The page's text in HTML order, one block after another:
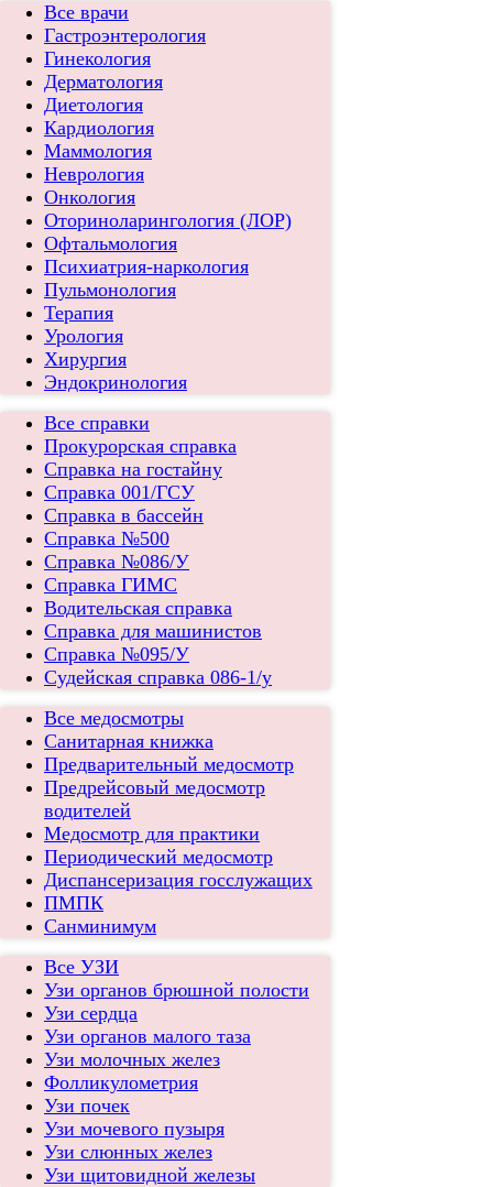
Все врачи
Гастроэнтерология
Гинекология
Дерматология
Диетология
Кардиология
Маммология
Неврология
Онкология
Оториноларингология (ЛОР)
Офтальмология
Психиатрия-наркология
Пульмонология
Терапия
Урология
Хирургия
Эндокринология
Все справки
Прокурорская справка
Справка на гостайну
Справка 001/ГСУ
Справка в бассейн
Справка №500
Справка №086/У
Справка ГИМС
Водительская справка
Справка для машинистов
Справка №095/У
Судейская справка 086-1/у
Все медосмотры
Санитарная книжка
Предварительный медосмотр
Предрейсовый медосмотр
водителей
Медосмотр для практики
Периодический медосмотр
Диспансеризация госслужащих
ПМПК
Санминимум
Все УЗИ
Узи органов брюшной полости
Узи сердца
Узи органов малого таза
Узи молочных желез
Фолликулометрия
Узи почек
Узи мочевого пузыря
Узи слюнных желез
Узи щитовидной железы